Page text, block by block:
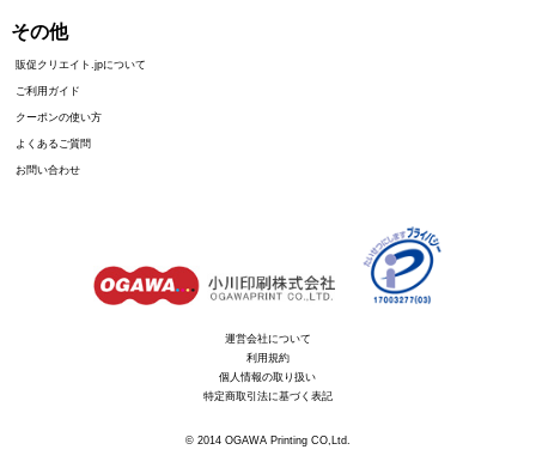
その他
販促クリエイト.jpについて
ご利用ガイド
クーポンの使い方
よくあるご質問
お問い合わせ
運営会社について
利用規約
個人情報の取り扱い
特定商取引法に基づく表記
© 2014 OGAWA Printing CO,Ltd.